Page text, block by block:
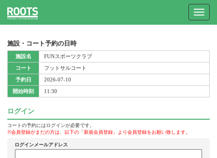
Toggle
施設・コート予約の日時
施設名
コート
予約日
開始時刻
FUNスポーツクラブ
フットサルコート
2026-07-10
11:30
ログイン
コートの予約にはログインが必要です。
※会員登録がまだの方は、以下の「新規会員登録」より会員登録をお願い致します。
ログインメールアドレス